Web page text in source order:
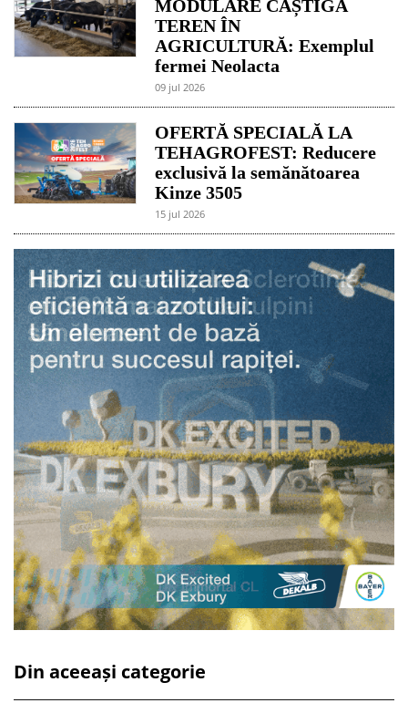
MODULARE CÂȘTIGĂ
TEREN ÎN
AGRICULTURĂ: Exemplul
fermei Neolacta
09 jul 2026
OFERTĂ SPECIALĂ LA
TEHAGROFEST: Reducere
exclusivă la semănătoarea
Kinze 3505
15 jul 2026
Din aceeași categorie